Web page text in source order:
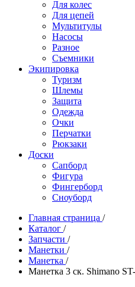
Для колес
Для цепей
Мультитулы
Насосы
Разное
Съемники
Экипировка
Туризм
Шлемы
Защита
Одежда
Очки
Перчатки
Рюкзаки
Доски
Сапборд
Фигура
Фингерборд
Сноуборд
Главная страница /
Каталог /
Запчасти /
Манетки /
Манетка /
Манетка 3 ск. Shimano